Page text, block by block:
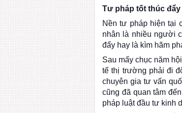
Tư pháp tốt thúc
Nền tư pháp hiện tại
nhân là nhiều người
đẩy hay là kìm hãm
Sau mấy chục năm
tế thị trường phải đi
chuyên gia tư vấn
cũng đã quan tâm
pháp luật đầu tư kinh